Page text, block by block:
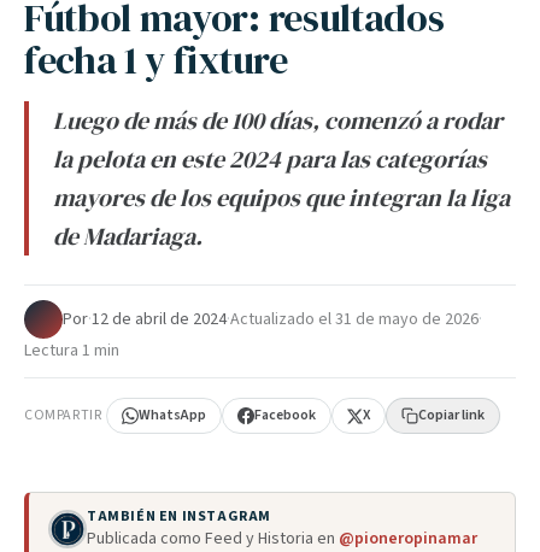
Fútbol mayor: resultados
fecha 1 y fixture
Luego de más de 100 días, comenzó a rodar
la pelota en este 2024 para las categorías
mayores de los equipos que integran la liga
de Madariaga.
Por·12 de abril de 2024·Actualizado el31 de mayo de 2026·
Lectura 1 min
COMPARTIR WhatsApp Facebook X Copiar link
TAMBIÉN EN INSTAGRAM
Publicada como Feed y Historia en @pioneropinamar